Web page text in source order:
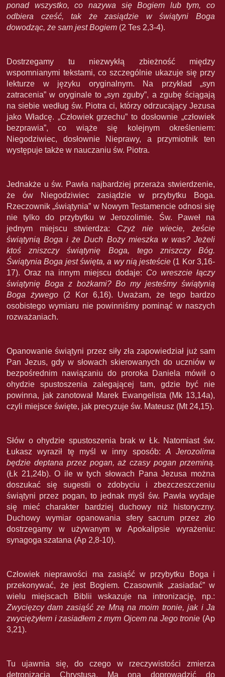
ponad wszystko, co nazywa się Bogiem lub tym, co
odbiera cześć, tak że zasiądzie w świątyni Boga
dowodząc, że sam jest Bogiem (2 Tes 2,3-4).
Dostrzegamy tu niezwykłą zbieżność między
wspomnianymi tekstami, co szczególnie ukazuje się przy
lekturze w języku oryginalnym. Na przykład „syn
zatracenia” w oryginale to „syn zguby”, a zgubę ściągają
na siebie według św. Piotra ci, którzy odrzucający Jezusa
jako Władcę. „Człowiek grzechu” to dosłownie „człowiek
bezprawia”, co wiąże się kolejnym określeniem:
Niegodziwiec, dosłownie Nieprawy, a przymiotnik ten
występuje także w nauczaniu św. Piotra.
Jednakże u św. Pawła najbardziej przeraża stwierdzenie,
że ów Niegodziwiec zasiądzie w przybytku Boga.
Rzeczownik „świątynia” w Nowym Testamencie odnosi się
nie tylko do przybytku w Jerozolimie. Św. Paweł na
jednym miejscu stwierdza: Czyż nie wiecie, żeście
świątynią Boga i że Duch Boży mieszka w was? Jeżeli
ktoś zniszczy świątynię Boga, tego zniszczy Bóg.
Świątynia Boga jest święta, a wy nią jesteście (1 Kor 3,16-
17). Oraz na innym miejscu dodaje: Co wreszcie łączy
świątynię Boga z bożkami? Bo my jesteśmy świątynią
Boga żywego(2 Kor 6,16). Uważam, że tego bardzo
osobistego wymiaru nie powinniśmy pominąć w naszych
rozważaniach.
Opanowanie świątyni przez siły zła zapowiedział już sam
Pan Jezus, gdy w słowach skierowanych do uczniów w
bezpośrednim nawiązaniu do proroka Daniela mówił o
ohydzie spustoszenia zalegającej tam, gdzie być nie
powinna, jak zanotował Marek Ewangelista (Mk 13,14a),
czyli miejsce święte, jak precyzuje św. Mateusz (Mt 24,15).
Słów o ohydzie spustoszenia brak w Łk. Natomiast św.
Łukasz wyraził tę myśl w inny sposób: A Jerozolima
będzie deptana przez pogan, aż czasy pogan przeminą.
(Łk 21,24b). O ile w tych słowach Pana Jezusa można
doszukać się sugestii o zdobyciu i zbezczeszczeniu
świątyni przez pogan, to jednak myśl św. Pawła wydaje
się mieć charakter bardziej duchowy niż historyczny.
Duchowy wymiar opanowania sfery sacrum przez zło
dostrzegamy w używanym w Apokalipsie wyrażeniu:
synagoga szatana (Ap 2,8-10).
Człowiek nieprawości ma zasiąść w przybytku Boga i
przekonywać, że jest Bogiem. Czasownik „zasiadać” w
wielu miejscach Biblii wskazuje na intronizację, np.:
Zwycięzcy dam zasiąść ze Mną na moim tronie, jak i Ja
zwyciężyłem i zasiadłem z mym Ojcem na Jego tronie (Ap
3,21).
Tu ujawnia się, do czego w rzeczywistości zmierza
detronizacja Chrystusa. Ma ona doprowadzić do